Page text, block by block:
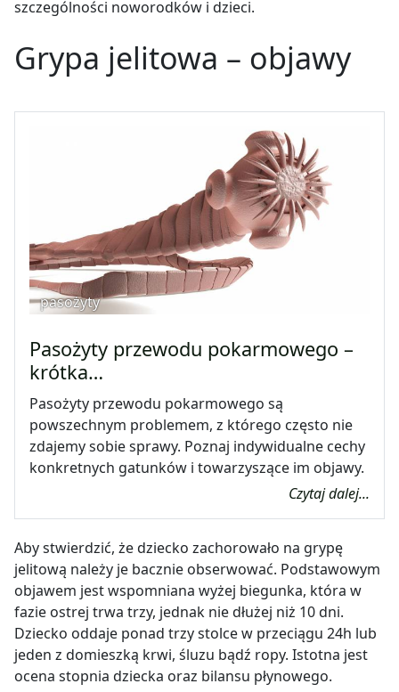
szczególności noworodków i dzieci.
Grypa jelitowa – objawy
pasożyty
Pasożyty przewodu pokarmowego –
krótka…
Pasożyty przewodu pokarmowego są
powszechnym problemem, z którego często nie
zdajemy sobie sprawy. Poznaj indywidualne cechy
konkretnych gatunków i towarzyszące im objawy.
Czytaj dalej...
Aby stwierdzić, że dziecko zachorowało na grypę
jelitową należy je bacznie obserwować. Podstawowym
objawem jest wspomniana wyżej biegunka, która w
fazie ostrej trwa trzy, jednak nie dłużej niż 10 dni.
Dziecko oddaje ponad trzy stolce w przeciągu 24h lub
jeden z domieszką krwi, śluzu bądź ropy. Istotna jest
ocena stopnia dziecka oraz bilansu płynowego.